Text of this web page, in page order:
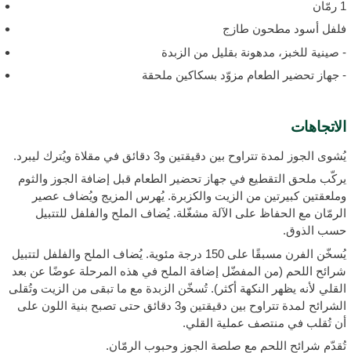
أسود مطحون طازج
صينية للخبز، مدهونة بقليل من الزبدة
جهاز تحضير الطعام مزوّد بسكاكين ملحقة
الجوز لمدة تتراوح بين دقيقتين و3 دقائق في مقلاة ويُترك ليبرد.
ملحق التقطيع في جهاز تحضير الطعام قبل إضافة الجوز والثوم
كبيرتين من الزيت والكزبرة. يُهرس المزيج ويُضاف عصير
مع الحفاظ على الآلة مشغّلة. يُضاف الملح والفلفل للتتبيل
الذوق.
يُسخّن الفرن مسبقًا على 150 درجة مئوية. يُضاف الملح والفلفل لتتبيل
اللحم (من المفضّل إضافة الملح في هذه المرحلة عوضًا عن بعد
لأنه يظهر النكهة أكثر). تُسخّن الزبدة مع ما تبقى من الزيت وتُقلى
الشرائح لمدة تتراوح بين دقيقتين و3 دقائق حتى تصبح بنية اللون على
تُقلب في منتصف عملية القلي.
شرائح اللحم مع صلصة الجوز وحبوب الرمّان.